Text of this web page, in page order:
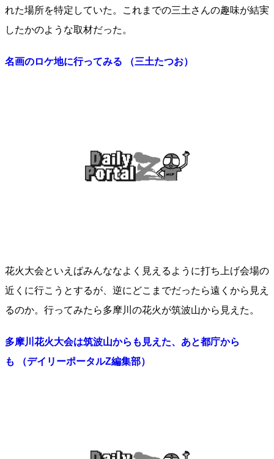
れた場所を特定していた。これまでの三土さんの趣味が結実
したかのような取材だった。
名画のロケ地に行ってみる （三土たつお）
花火大会といえばみんななよく見えるように打ち上げ会場の
近くに行こうとするが、逆にどこまでだったら遠くから見え
るのか。行ってみたら多摩川の花火が筑波山から見えた。
多摩川花火大会は筑波山からも見えた、あと都庁から
も （デイリーポータルZ編集部）